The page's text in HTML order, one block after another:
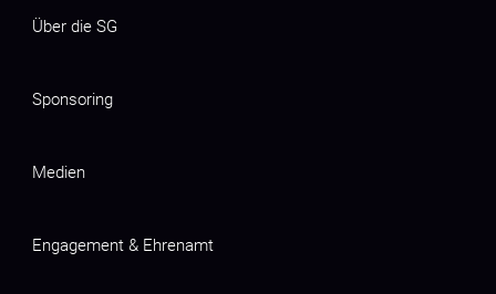
Über die SG
Sponsoring
Medien
Engagement & Ehrenamt